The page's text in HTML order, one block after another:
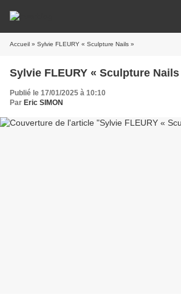
Accueil » Sylvie FLEURY « Sculpture Nails »
Sylvie FLEURY « Sculpture Nails
Publié le 17/01/2025 à 10:10
Par Eric SIMON